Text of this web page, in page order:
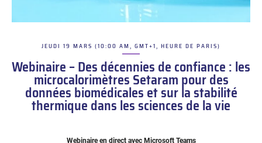
JEUDI 19 MARS (10:00 AM, GMT+1, HEURE DE PARIS)
–
Webinaire – Des décennies de confiance : les
microcalorimètres Setaram pour des
données biomédicales et sur la stabilité
thermique dans les sciences de la vie
Webinaire en direct avec Microsoft Teams